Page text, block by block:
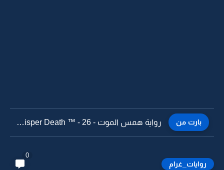
بارت من رواية همس الموت - Whisper Death ™ - 26
روايات_غرام
0